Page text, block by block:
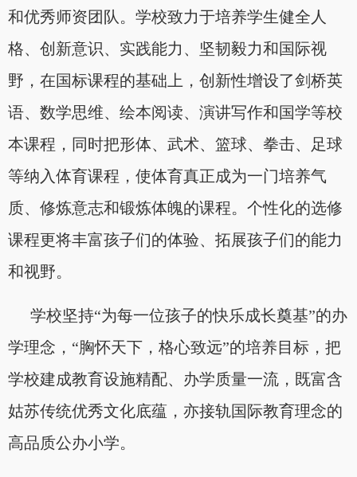
和优秀师资团队。学校致力于培养学生健全人
格、创新意识、实践能力、坚韧毅力和国际视
野，在国标课程的基础上，创新性增设了剑桥英
语、数学思维、绘本阅读、演讲写作和国学等校
本课程，同时把形体、武术、篮球、拳击、足球
等纳入体育课程，使体育真正成为一门培养气
质、修炼意志和锻炼体魄的课程。个性化的选修
课程更将丰富孩子们的体验、拓展孩子们的能力
和视野。
学校坚持“为每一位孩子的快乐成长奠基”的办
学理念，“胸怀天下，格心致远”的培养目标，把
学校建成教育设施精配、办学质量一流，既富含
姑苏传统优秀文化底蕴，亦接轨国际教育理念的
高品质公办小学。